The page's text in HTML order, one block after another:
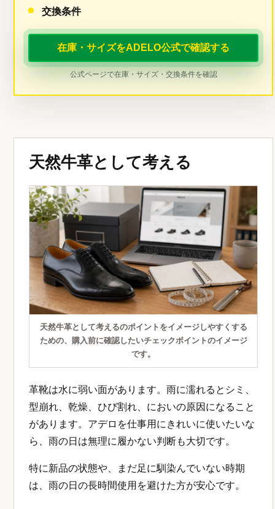
交換条件
在庫・サイズをADELO公式で確認する
公式ページで在庫・サイズ・交換条件を確認
天然牛革として考える
天然牛革として考えるのポイントをイメージしやすくする
ための、購入前に確認したいチェックポイントのイメージ
です。
革靴は水に弱い面があります。雨に濡れるとシミ、
型崩れ、乾燥、ひび割れ、においの原因になること
があります。アデロを仕事用にきれいに使いたいな
ら、雨の日は無理に履かない判断も大切です。
特に新品の状態や、まだ足に馴染んでいない時期
は、雨の日の長時間使用を避けた方が安心です。